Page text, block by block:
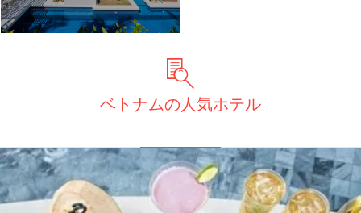
クステリーホテル」滞在
成田発5日間 92,800円～ 458,800円
ベトナムの人気ホテル